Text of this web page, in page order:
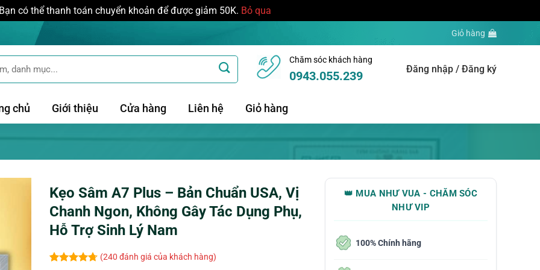
Bạn có thể thanh toán chuyển khoản để được giảm 50K. Bỏ qua
Giỏ hàng
Chăm sóc khách hàng
0943.055.239 Đăng nhập / Đăng ký
chủ Giới thiệu Cửa hàng Liên hệ Giỏ hàng
👑 MUA NHƯ VUA - CHĂM SÓC
NHƯ VIP
100% Chính hãng
Kẹo Sâm A7 Plus – Bản Chuẩn USA, Vị
Chanh Ngon, Không Gây Tác Dụng Phụ,
Hỗ Trợ Sinh Lý Nam
(240 đánh giá của khách hàng)